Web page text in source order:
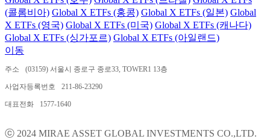
(콜롬비아) Global X ETFs (홍콩) Global X ETFs (일본) Global
X ETFs (영국) Global X ETFs (미국) Global X ETFs (캐나다)
Global X ETFs (싱가포르) Global X ETFs (아일랜드)
이동
주소 (03159) 서울시 종로구 종로33, TOWER1 13층
사업자등록번호 211-86-23290
대표전화 1577-1640
ⓒ 2024 MIRAE ASSET GLOBAL INVESTMENTS CO.,LTD.